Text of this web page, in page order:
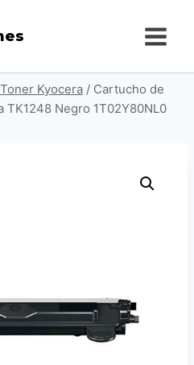
Toner Kyocera / Cartucho de
TK1248 Negro 1T02Y80NL0